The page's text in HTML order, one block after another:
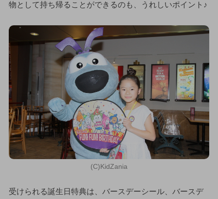
物として持ち帰ることができるのも、うれしいポイント♪
(C)KidZania
受けられる誕生日特典は、バースデーシール、バースデ